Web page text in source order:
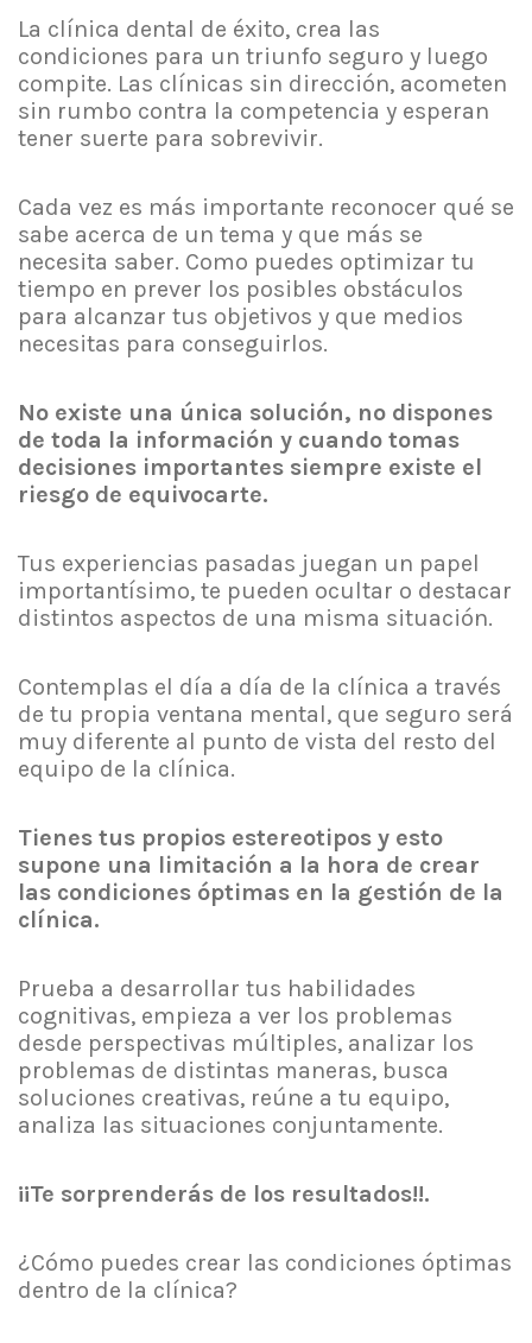
La clínica dental de éxito, crea las
condiciones para un triunfo seguro y luego
compite. Las clínicas sin dirección, acometen
sin rumbo contra la competencia y esperan
tener suerte para sobrevivir.
Cada vez es más importante reconocer qué se
sabe acerca de un tema y que más se
necesita saber. Como puedes optimizar tu
tiempo en prever los posibles obstáculos
para alcanzar tus objetivos y que medios
necesitas para conseguirlos.
No existe una única solución, no dispones
de toda la información y cuando tomas
decisiones importantes siempre existe el
riesgo de equivocarte.
Tus experiencias pasadas juegan un papel
importantísimo, te pueden ocultar o destacar
distintos aspectos de una misma situación.
Contemplas el día a día de la clínica a través
de tu propia ventana mental, que seguro será
muy diferente al punto de vista del resto del
equipo de la clínica.
Tienes tus propios estereotipos y esto
supone una limitación a la hora de crear
las condiciones óptimas en la gestión de la
clínica.
Prueba a desarrollar tus habilidades
cognitivas, empieza a ver los problemas
desde perspectivas múltiples, analizar los
problemas de distintas maneras, busca
soluciones creativas, reúne a tu equipo,
analiza las situaciones conjuntamente.
¡¡Te sorprenderás de los resultados!!.
¿Cómo puedes crear las condiciones óptimas
dentro de la clínica?